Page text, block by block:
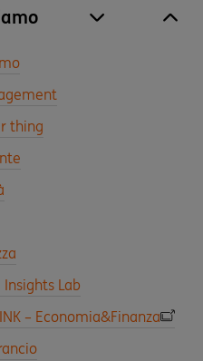
thing
Insights Lab
– Economia&Finanza